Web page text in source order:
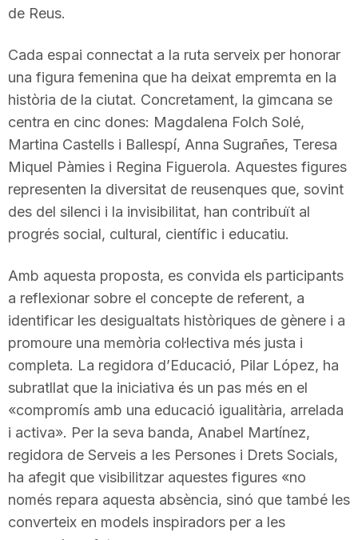
a
de Reus.
Cada espai connectat a la ruta serveix per honorar
una figura femenina que ha deixat empremta en la
història de la ciutat. Concretament, la gimcana se
centra en cinc dones: Magdalena Folch Solé,
Martina Castells i Ballespí, Anna Sugrañes, Teresa
Miquel Pàmies i Regina Figuerola. Aquestes figures
representen la diversitat de reusenques que, sovint
des del silenci i la invisibilitat, han contribuït al
progrés social, cultural, científic i educatiu.
Amb aquesta proposta, es convida els participants
a reflexionar sobre el concepte de referent, a
identificar les desigualtats històriques de gènere i a
promoure una memòria col·lectiva més justa i
completa. La regidora d’Educació, Pilar López, ha
subratllat que la iniciativa és un pas més en el
«compromís amb una educació igualitària, arrelada
i activa». Per la seva banda, Anabel Martínez,
regidora de Serveis a les Persones i Drets Socials,
ha afegit que visibilitzar aquestes figures «no
només repara aquesta absència, sinó que també les
converteix en models inspiradors per a les